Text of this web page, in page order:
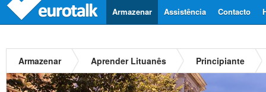
Contacto
Assistência
Armazenar
Armazenar Aprender Lituanês Principiante